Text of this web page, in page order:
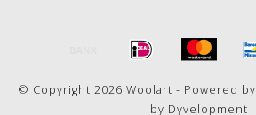
© Copyright 2026 Woolart - Powered by
by Dyvelopment